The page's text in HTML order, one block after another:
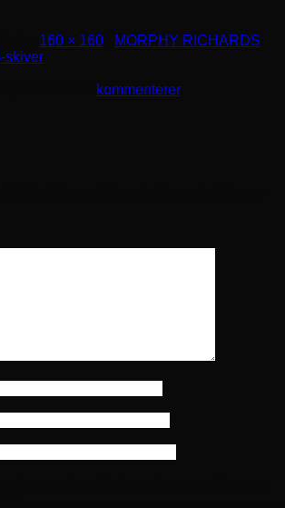
160 × 160
MORPHY RICHARDS
skiver
kommenterer.